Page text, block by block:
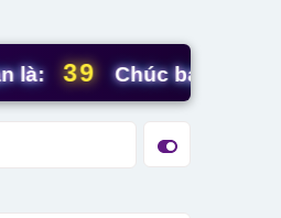
39 Chúc bạn ngày mới